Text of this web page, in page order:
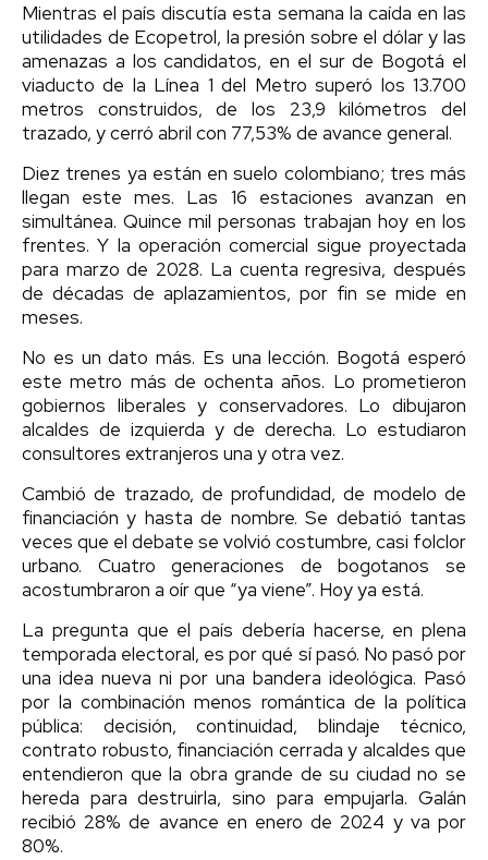
Mientras el país discutía esta semana la caída en las
utilidades de Ecopetrol, la presión sobre el dólar y las
amenazas a los candidatos, en el sur de Bogotá el
viaducto de la Línea 1 del Metro superó los 13.700
metros construidos, de los 23,9 kilómetros del
trazado, y cerró abril con 77,53% de avance general.
Diez trenes ya están en suelo colombiano; tres más
llegan este mes. Las 16 estaciones avanzan en
simultánea. Quince mil personas trabajan hoy en los
frentes. Y la operación comercial sigue proyectada
para marzo de 2028. La cuenta regresiva, después
de décadas de aplazamientos, por fin se mide en
meses.
No es un dato más. Es una lección. Bogotá esperó
este metro más de ochenta años. Lo prometieron
gobiernos liberales y conservadores. Lo dibujaron
alcaldes de izquierda y de derecha. Lo estudiaron
consultores extranjeros una y otra vez.
Cambió de trazado, de profundidad, de modelo de
financiación y hasta de nombre. Se debatió tantas
veces que el debate se volvió costumbre, casi folclor
urbano. Cuatro generaciones de bogotanos se
acostumbraron a oír que “ya viene”. Hoy ya está.
La pregunta que el país debería hacerse, en plena
temporada electoral, es por qué sí pasó. No pasó por
una idea nueva ni por una bandera ideológica. Pasó
por la combinación menos romántica de la política
pública: decisión, continuidad, blindaje técnico,
contrato robusto, financiación cerrada y alcaldes que
entendieron que la obra grande de su ciudad no se
hereda para destruirla, sino para empujarla. Galán
recibió 28% de avance en enero de 2024 y va por
80%.